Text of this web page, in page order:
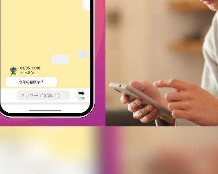
CAMPFIRE for Social Good